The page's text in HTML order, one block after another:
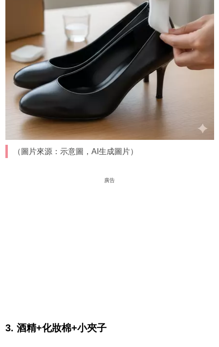
（圖片來源：示意圖，AI生成圖片）
廣告
3. 酒精+化妝棉+小夾子